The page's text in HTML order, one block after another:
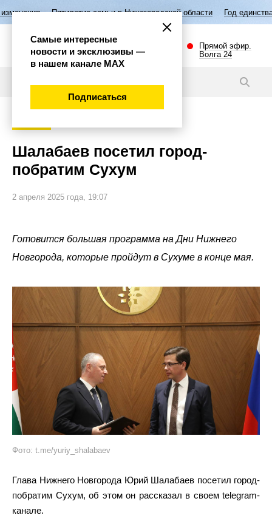
Пятилетие семьи в Нижегородской области Год единства народов
Прямой эфир.
Волга 24
Шалабаев посетил город-
побратим Сухум
2 апреля 2025 года, 19:07
Готовится большая программа на Дни Нижнего
Новгорода, которые пройдут в Сухуме в конце мая.
Фото: t.me/yuriy_shalabaev
Глава Нижнего Новгорода Юрий Шалабаев посетил город-
побратим Сухум, об этом он рассказал в своем telegram-
канале.
Самые интересные
новости и эксклюзивы —
в нашем канале МАХ
Подписаться